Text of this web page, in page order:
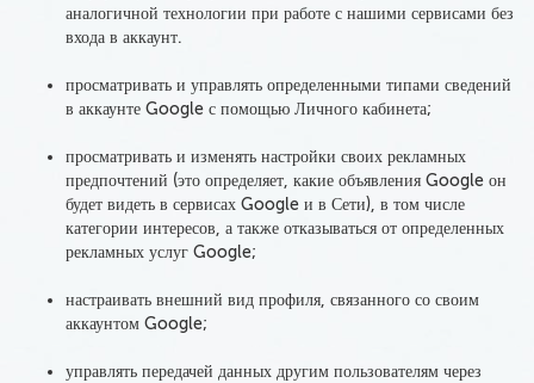
аналогичной технологии при работе с нашими сервисами без
входа в аккаунт.
просматривать и управлять определенными типами сведений
в аккаунте Google с помощью Личного кабинета;
просматривать и изменять настройки своих рекламных
предпочтений (это определяет, какие объявления Google он
будет видеть в сервисах Google и в Сети), в том числе
категории интересов, а также отказываться от определенных
рекламных услуг Google;
настраивать внешний вид профиля, связанного со своим
аккаунтом Google;
управлять передачей данных другим пользователям через